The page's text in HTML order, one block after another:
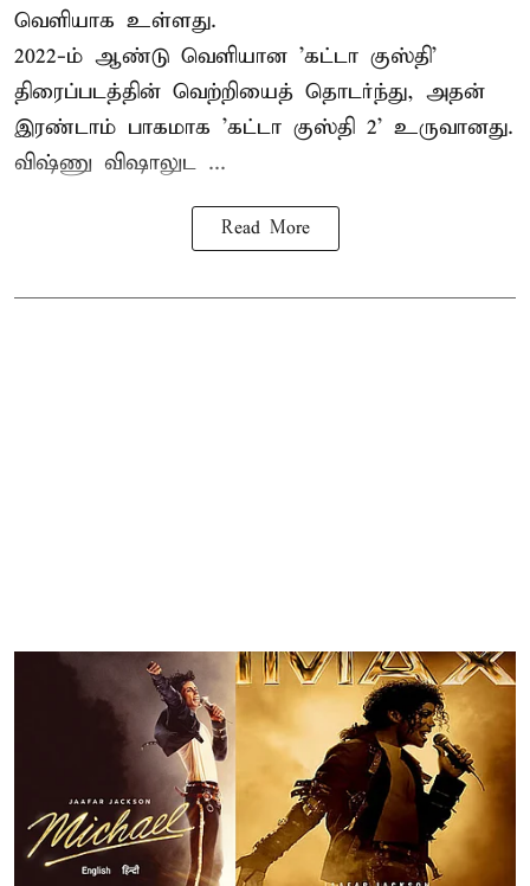
வெளியாக உள்ளது.
2022-ம் ஆண்டு வெளியான 'கட்டா குஸ்தி'
திரைப்படத்தின் வெற்றியைத் தொடர்ந்து, அதன்
இரண்டாம் பாகமாக 'கட்டா குஸ்தி 2' உருவானது.
விஷ்ணு விஷாலுட ...
Read More